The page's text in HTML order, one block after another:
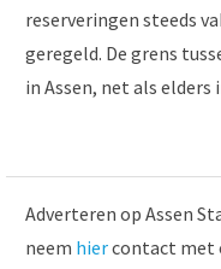
reserveringen steeds
geregeld. De grens
in Assen, net als elders
Adverteren op Assen
neem hiercontact met